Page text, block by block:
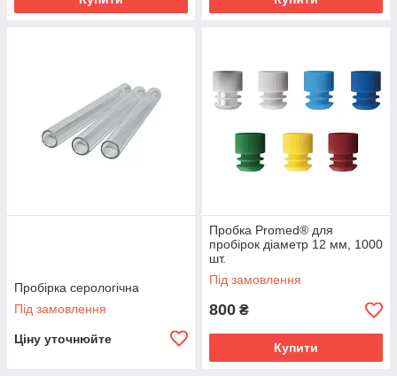
Пробірка серологічна
Під замовлення
Ціну уточнюйте
Пробка Promed® для
пробірок діаметр 12 мм, 1000
шт.
Під замовлення
800 ₴
Купити